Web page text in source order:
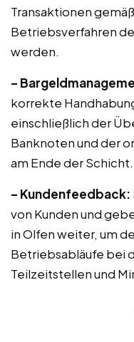
Transaktionen
Betriebsverfahren
werden.
–
korrekte
einschließlich der
Banknoten und der
am Ende der Schicht.
– Kundenfeedback:
von Kunden und
in Olfen weiter, um
Betriebsabläufe bei
Teilzeitstellen und